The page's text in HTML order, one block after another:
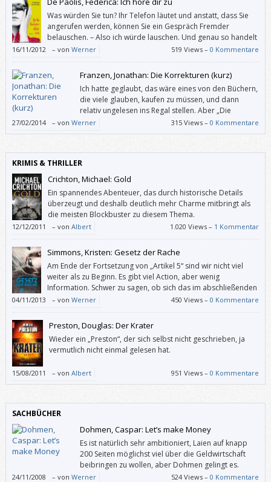
Was würden Sie tun? Ihr Telefon läutet und anstatt, dass Sie
angerufen werden, können Sie ein Gespräch Fremder
belauschen. – Also ich würde lauschen. Und genau so handelt
Diego. – Leider hat De Paolis dieser Figur ein Geheimnis
angedichtet, dessen Enthüllung den guten Eindruck zerstört, den der
Roman auf mich bis dahin gemacht hatte.
16/11/2012 – von Werner 519 Views –0 Kommentare
Franzen, Jonathan: Die Korrekturen (kurz)
Ich hatte geglaubt, das wäre eines von den Büchern,
die viele glauben, kaufen zu müssen, und dann
relativ ungelesen ins Regal stellen. Aber „Die
Korrekturen“ sind vergnügliche Kunst, anspruchsvoll
und zugänglich.
27/02/2014 – von Werner 315 Views –0 Kommentare
KRIMIS & THRILLER
Crichton, Michael: Gold
Ein spannendes Abenteuer, das durch historische Details
überzeugt und deshalb deutlich mehr Charme mitbringt als
die meisten Blockbuster zu diesem Thema.
12/12/2011 – von Albert 1.020 Views – 1 Kommentar
Simmons, Kristen: Gesetz der Rache
Am Ende der Fortsetzung von „Artikel 5“ sind wir nicht viel
weiter als zu Beginn. Es gibt viel Action, aber wenig
Information. Schwer zu sagen, ob sich das im abschließenden
Band der Ember-Trilogie ändern wird. Leider hat mich
„Gesetz der Rache“ nicht wirklich neugierig auf die Fortsetzung gemacht.
04/11/2013 – von Werner 450 Views –0 Kommentare
Preston, Douglas: Der Krater
Wieder ein „Preston“, der sich selbst nicht geschrieben, ja
vermutlich nicht einmal gelesen hat.
15/08/2011 – von Albert 951 Views –0 Kommentare
SACHBÜCHER
Dohmen, Caspar: Let’s make Money
Es ist natürlich sehr ambitioniert, Laien auf knapp
200 Seiten möglichst viel über die Geldwirtschaft
beibringen zu wollen, aber Dohmen gelingt es.
24/11/2008 – von Werner 524 Views –0 Kommentare